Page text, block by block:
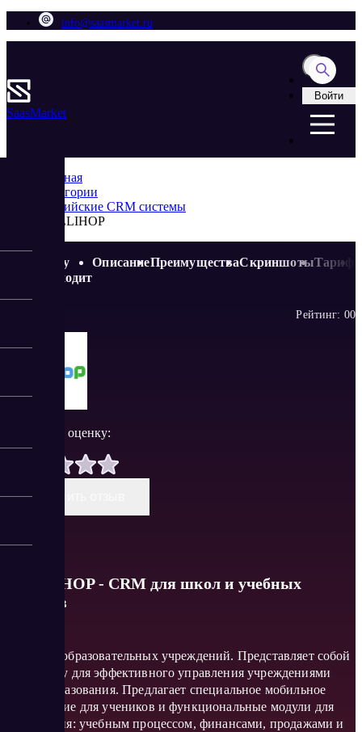
info@saasmarket.ru
SaasMarket
Войти
Главная
Категории
Российские CRM системы
HOLLIHOP
Кому
подходит
ОписаниеПреимуществаСкриншотыТариф
Рейтинг: 00
Поставить оценку:
Оставить отзыв
HOLLIHOP - CRM для школ и учебных
центров
CRM для образовательных учреждений. Представляет собой
платформу для эффективного управления учреждениями
сферы образования. Предлагает специальное мобильное
приложение для учеников и функциональные модули для
управления: учебным процессом, финансами, продажами и